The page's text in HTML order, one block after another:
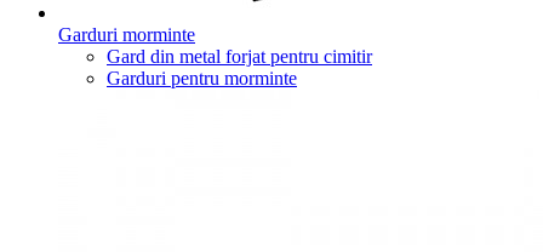
Garduri morminte
Gard din metal forjat pentru cimitir
Garduri pentru morminte